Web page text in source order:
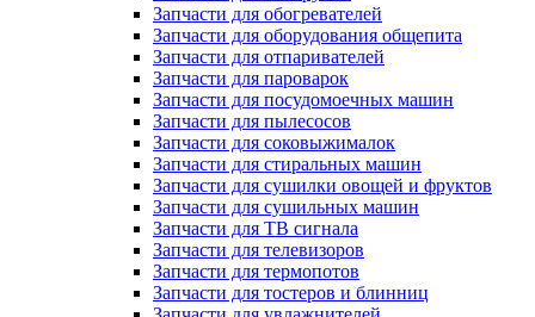
Запчасти для обогревателей
Запчасти для оборудования общепита
Запчасти для отпаривателей
Запчасти для пароварок
Запчасти для посудомоечных машин
Запчасти для пылесосов
Запчасти для соковыжималок
Запчасти для стиральных машин
Запчасти для сушилки овощей и фруктов
Запчасти для сушильных машин
Запчасти для ТВ сигнала
Запчасти для телевизоров
Запчасти для термопотов
Запчасти для тостеров и блинниц